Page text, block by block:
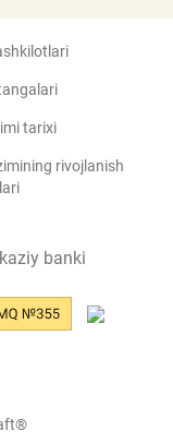
tarixi
rivojlanish
banki